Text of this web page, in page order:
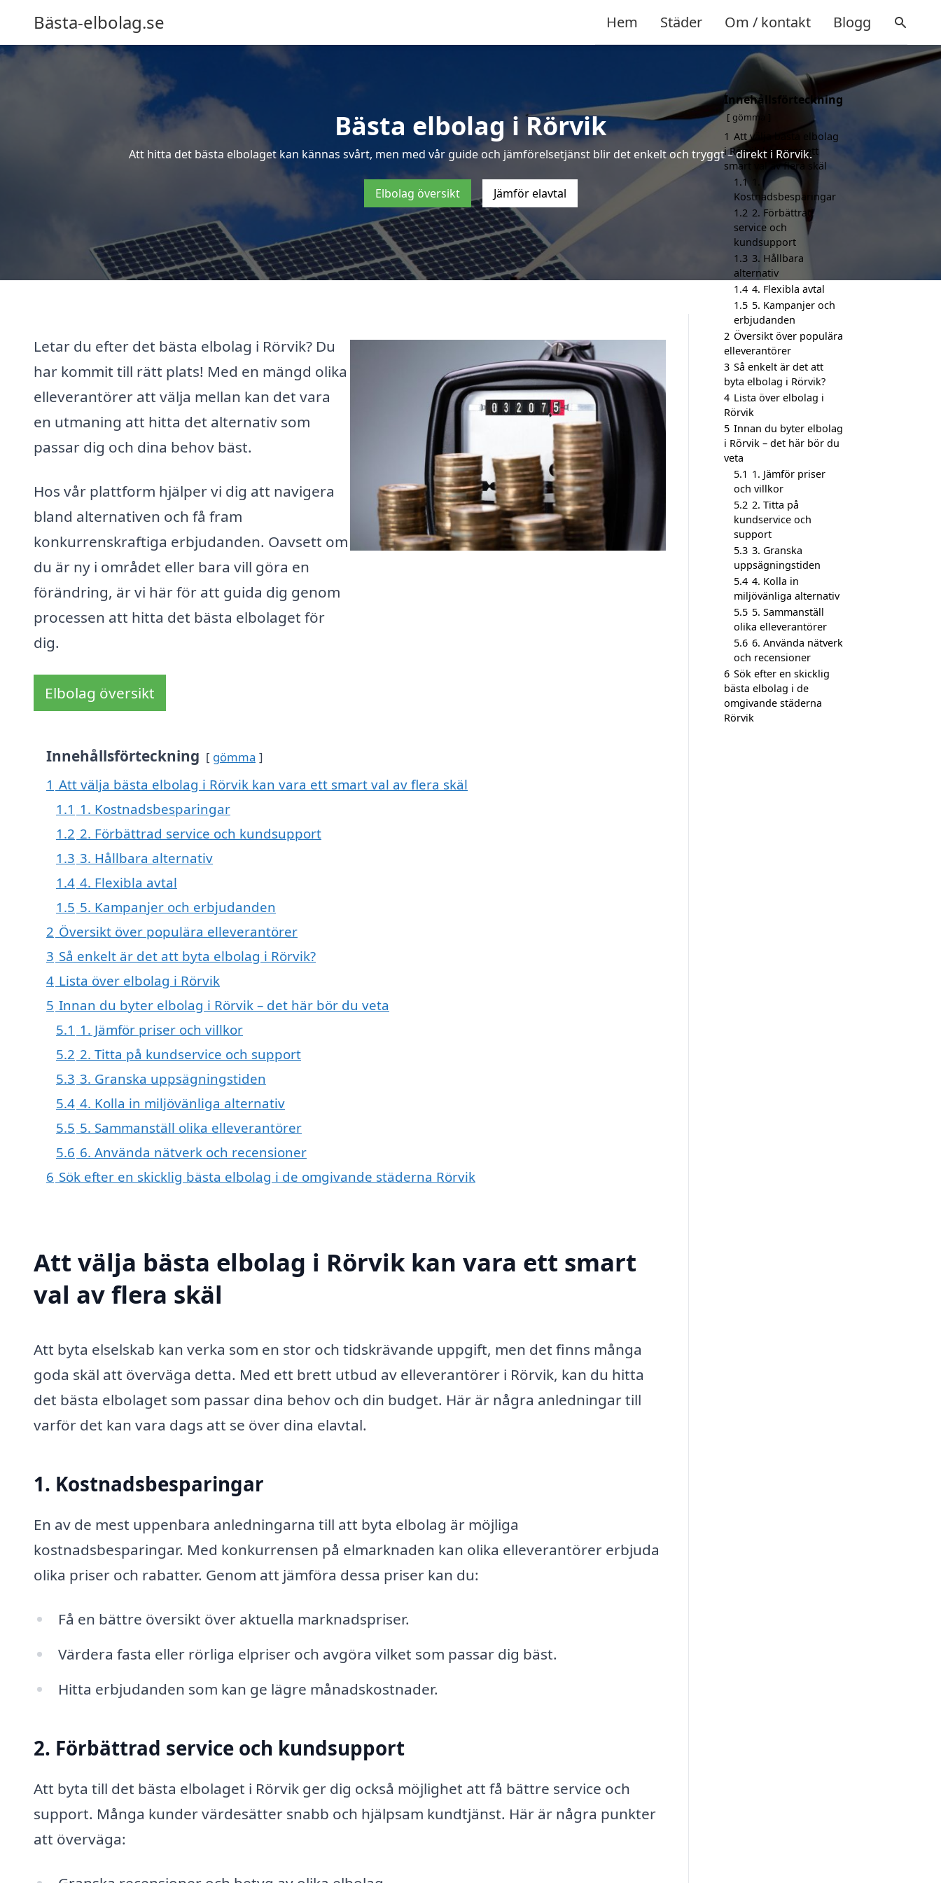
Bästa-elbolag.se Hem Städer Om / kontakt Blogg
Bästa elbolag i Rörvik
Att hitta det bästa elbolaget kan kännas svårt, men med vår guide och jämförelsetjänst blir det enkelt och tryggt – direkt i Rörvik.
Elbolag översikt Jämför elavtal
Letar du efter det bästa elbolag i Rörvik? Du
har kommit till rätt plats! Med en mängd olika
elleverantörer att välja mellan kan det vara
en utmaning att hitta det alternativ som
passar dig och dina behov bäst.
Hos vår plattform hjälper vi dig att navigera
bland alternativen och få fram
konkurrenskraftiga erbjudanden. Oavsett om
du är ny i området eller bara vill göra en
förändring, är vi här för att guida dig genom
processen att hitta det bästa elbolaget för
dig.
Elbolag översikt
Innehållsförteckning gömma
1 Att välja bästa elbolag i Rörvik kan vara ett smart val av flera skäl
1.1 1. Kostnadsbesparingar
1.2 2. Förbättrad service och kundsupport
1.3 3. Hållbara alternativ
1.4 4. Flexibla avtal
1.5 5. Kampanjer och erbjudanden
2 Översikt över populära elleverantörer
3 Så enkelt är det att byta elbolag i Rörvik?
4 Lista över elbolag i Rörvik
5 Innan du byter elbolag i Rörvik – det här bör du veta
5.1 1. Jämför priser och villkor
5.2 2. Titta på kundservice och support
5.3 3. Granska uppsägningstiden
5.4 4. Kolla in miljövänliga alternativ
5.5 5. Sammanställ olika elleverantörer
5.6 6. Använda nätverk och recensioner
6 Sök efter en skicklig bästa elbolag i de omgivande städerna Rörvik
Att välja bästa elbolag i Rörvik kan vara ett smart
val av flera skäl
Att byta elselskab kan verka som en stor och tidskrävande uppgift, men det finns många
goda skäl att överväga detta. Med ett brett utbud av elleverantörer i Rörvik, kan du hitta
det bästa elbolaget som passar dina behov och din budget. Här är några anledningar till
varför det kan vara dags att se över dina elavtal.
1. Kostnadsbesparingar
En av de mest uppenbara anledningarna till att byta elbolag är möjliga
kostnadsbesparingar. Med konkurrensen på elmarknaden kan olika elleverantörer erbjuda
olika priser och rabatter. Genom att jämföra dessa priser kan du:
Få en bättre översikt över aktuella marknadspriser.
Värdera fasta eller rörliga elpriser och avgöra vilket som passar dig bäst.
Hitta erbjudanden som kan ge lägre månadskostnader.
2. Förbättrad service och kundsupport
Att byta till det bästa elbolaget i Rörvik ger dig också möjlighet att få bättre service och
support. Många kunder värdesätter snabb och hjälpsam kundtjänst. Här är några punkter
att överväga:
Innehållsförteckning
gömma
1 Att välja bästa elbolag
i Rörvik kan vara ett
smart val av flera skäl
1.1
Kostnadsbesparingar
1.2 2. Förbättrad
service och
kundsupport
1.3 3. Hållbara
alternativ
1.4 4. Flexibla avtal
1.5 5. Kampanjer och
erbjudanden
2 Översikt över populära
elleverantörer
3 Så enkelt är det att
byta elbolag i Rörvik?
4 Lista över elbolag i
Rörvik
5 Innan du byter elbolag
i Rörvik – det här bör du
veta
5.1 1. Jämför priser
och villkor
5.2 2. Titta på
kundservice och
support
5.3 3. Granska
uppsägningstiden
5.4 4. Kolla in
miljövänliga alternativ
5.5 5. Sammanställ
olika elleverantörer
5.6 6. Använda nätverk
och recensioner
6 Sök efter en skicklig
bästa elbolag i de
omgivande städerna
Rörvik